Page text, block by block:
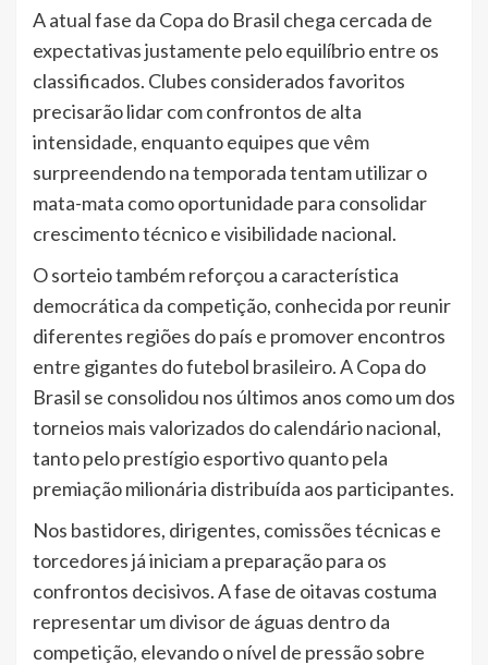
A atual fase da Copa do Brasil chega cercada de
expectativas justamente pelo equilíbrio entre os
classificados. Clubes considerados favoritos
precisarão lidar com confrontos de alta
intensidade, enquanto equipes que vêm
surpreendendo na temporada tentam utilizar o
mata-mata como oportunidade para consolidar
crescimento técnico e visibilidade nacional.
O sorteio também reforçou a característica
democrática da competição, conhecida por reunir
diferentes regiões do país e promover encontros
entre gigantes do futebol brasileiro. A Copa do
Brasil se consolidou nos últimos anos como um dos
torneios mais valorizados do calendário nacional,
tanto pelo prestígio esportivo quanto pela
premiação milionária distribuída aos participantes.
Nos bastidores, dirigentes, comissões técnicas e
torcedores já iniciam a preparação para os
confrontos decisivos. A fase de oitavas costuma
representar um divisor de águas dentro da
competição, elevando o nível de pressão sobre